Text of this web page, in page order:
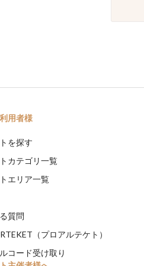
用者様
を探す
カテゴリ一覧
エリア一覧
質問
（プロアルテケト）
コード受け取り